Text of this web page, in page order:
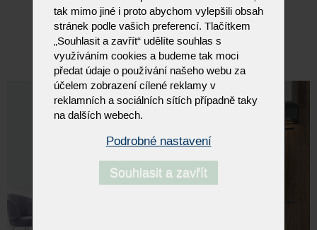
tak mimo jiné i proto abychom vylepšili obsah
stránek podle vašich preferencí. Tlačítkem
„Souhlasit a zavřít“ udělíte souhlas s
využíváním cookies a budeme tak moci
předat údaje o používání našeho webu za
účelem zobrazení cílené reklamy v
reklamních a sociálních sítích případně taky
na dalších webech.
Podrobné nastavení
Souhlasit a zavřít